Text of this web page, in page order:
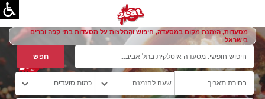
מסעדות, הזמנת מקום במסעדה, חיפוש והמלצות על מסעדות בתי קפה וברים
בישראל